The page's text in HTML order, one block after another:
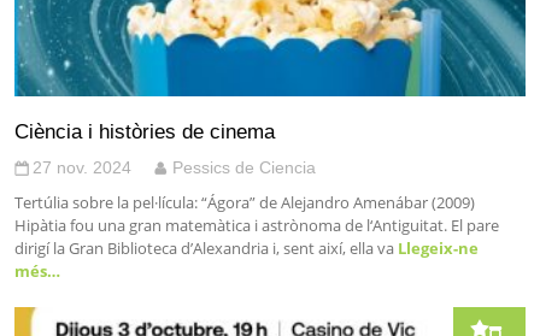
Ciència i històries de cinema
27 nov. 2024 Pessics de Ciencia
Tertúlia sobre la pel·lícula: “Ágora” de Alejandro Amenábar (2009)
Hipàtia fou una gran matemàtica i astrònoma de l‘Antiguitat. El pare
dirigí la Gran Biblioteca d’Alexandria i, sent així, ella va Llegeix-ne
més…